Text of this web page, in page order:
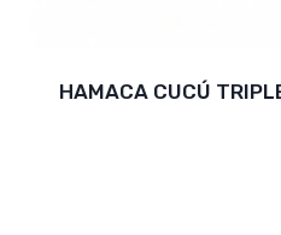
HAMACA CUCÚ